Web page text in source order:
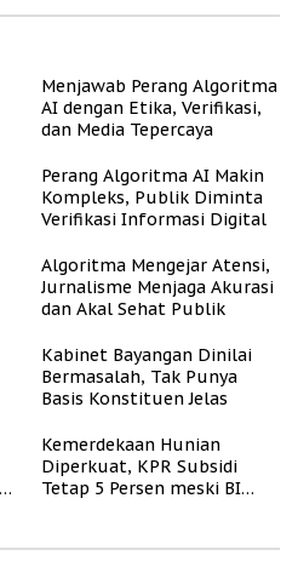
Menjawab Perang Algoritma
AI dengan Etika, Verifikasi,
dan Media Tepercaya
Perang Algoritma AI Makin
Kompleks, Publik Diminta
Verifikasi Informasi Digital
Algoritma Mengejar Atensi,
Jurnalisme Menjaga Akurasi
dan Akal Sehat Publik
Kabinet Bayangan Dinilai
Bermasalah, Tak Punya
Basis Konstituen Jelas
Kemerdekaan Hunian
Diperkuat, KPR Subsidi
Tetap 5 Persen meski BI